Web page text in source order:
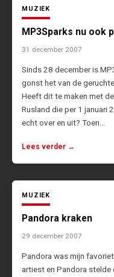
MUZIEK
MP3Sparks nu ook
31 december 2007
Sinds 28 december is
gonst het van de
Heeft dit te maken met
Rusland die per 1 januari
echt over en uit? Toen…
Lees verder →
MUZIEK
Pandora kraken
29 december 2007
Pandora was mijn
artiest en Pandora stelde